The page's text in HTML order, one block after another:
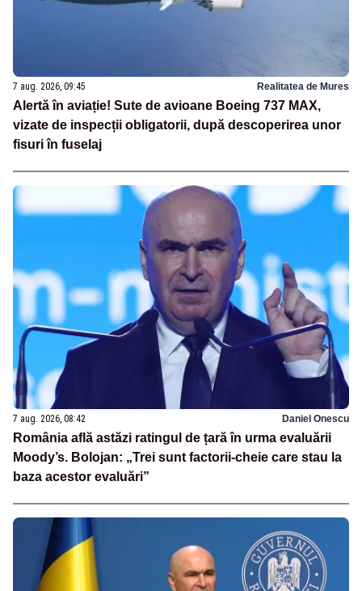
7 aug. 2026, 09:45 Realitatea de Mures
Alertă în aviație! Sute de avioane Boeing 737 MAX,
vizate de inspecții obligatorii, după descoperirea unor
fisuri în fuselaj
7 aug. 2026, 08:42 Daniel Onescu
România află astăzi ratingul de țară în urma evaluării
Moody’s. Bolojan: „Trei sunt factorii-cheie care stau la
baza acestor evaluări”